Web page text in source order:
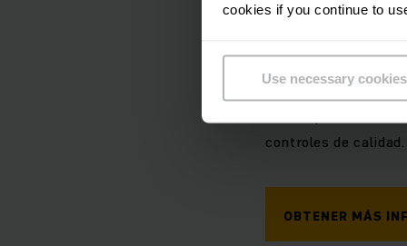
cookies if you continue to
Use necessary
El
controles de calidad.
OBTENER MÁS